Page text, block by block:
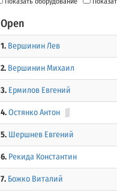
Open
1. Вершинин Лев
2. Вершинин Михаил
3. Ермилов Евгений
4. Остянко Антон
5. Шершнев Евгений
6. Рекида Константин
7. Божко Виталий